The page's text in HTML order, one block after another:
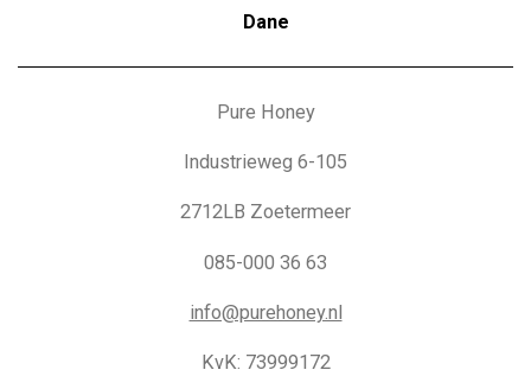
Dane
Pure Honey
Industrieweg 6-105
2712LB Zoetermeer
085-000 36 63
info@purehoney.nl
KvK: 73999172